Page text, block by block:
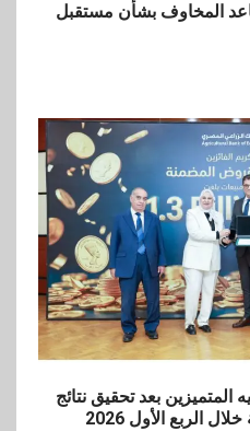
المخاوف بشأن مستقبل
المتميزين بعد تحقيق نتائج
الربع الأول 2026